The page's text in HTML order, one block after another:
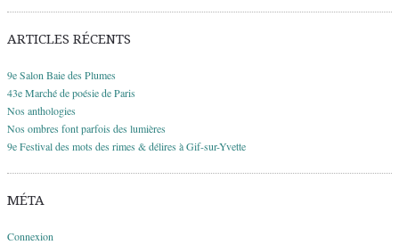
ARTICLES RÉCENTS
9e Salon Baie des Plumes
43e Marché de poésie de Paris
Nos anthologies
Nos ombres font parfois des lumières
9e Festival des mots des rimes & délires à Gif-sur-Yvette
MÉTA
Connexion